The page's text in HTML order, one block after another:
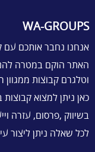
WA-GROUPS
אנחנו נחבר אותכם עם
האתר הוקם במטרה
וטלגרם קבוצות
כאן ניתן למצוא קבוצות
בשיווק ,פרסום, עזרה
לכל שאלה ניתן ליצור